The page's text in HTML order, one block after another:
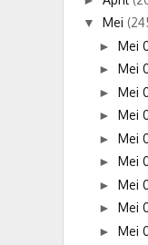
▼ Mei
► Mei
► Mei
► Mei
► Mei
► Mei
► Mei
► Mei
► Mei
► Mei